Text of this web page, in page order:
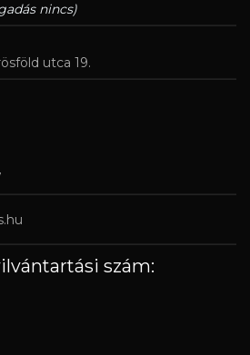
nincs)
utca 19.
szám: